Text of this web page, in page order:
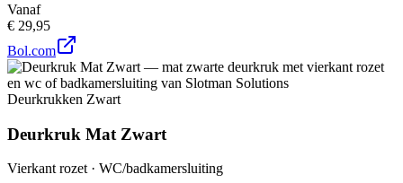
Vanaf
€ 29,95
Bol.com
Deurkrukken Zwart
Deurkruk Mat Zwart
Vierkant rozet · WC/badkamersluiting